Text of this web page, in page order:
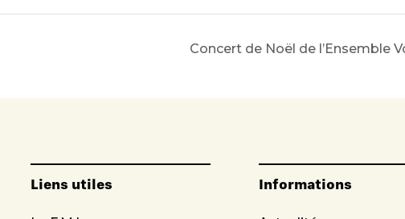
Concert de Noël de l’Ensemble
Liens utiles Informations